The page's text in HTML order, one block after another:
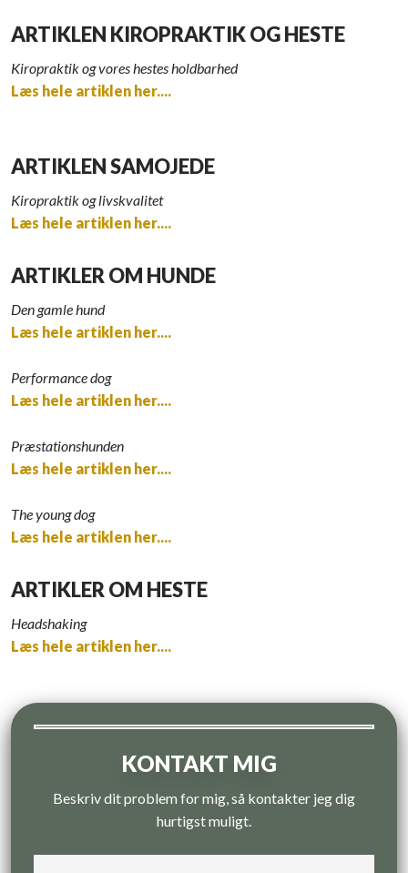
ARTIKLEN KIROPRAKTIK OG HESTE
Kiropraktik og vores hestes holdbarhed
Læs hele artiklen her....
ARTIKLEN SAMOJEDE
Kiropraktik og livskvalitet
Læs hele artiklen her....
ARTIKLER OM HUNDE
Den gamle hund
Læs hele artiklen her....
Performance dog
Læs hele artiklen her....
Præstationshunden
Læs hele artiklen her....
The young dog
Læs hele artiklen her....
ARTIKLER OM HESTE
Headshaking
Læs hele artiklen her....
KONTAKT MIG
Beskriv dit problem for mig, så kontakter jeg dig
hurtigst muligt.